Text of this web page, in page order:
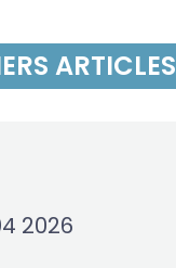
ARTICLES
2026